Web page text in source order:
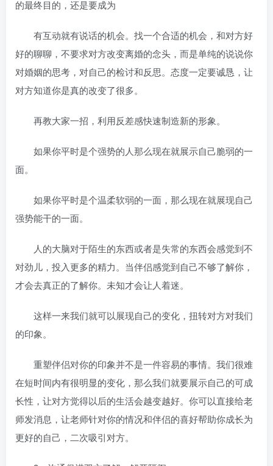
的最终目的，还是要成为
有互动就有说话的机会。找一个合适的机会，和对方好
好的聊聊，不要求对方改变离婚的念头，而是单纯的说说你
对婚姻的思考，对自己的检讨和反思。态度一定要诚恳，让
对方知道你是真的改变了很多。
再教大家一招，利用反差感快速制造新的形象。
如果你平时是个强势的人那么现在就展示自己脆弱的一
面。
如果你平时是个温柔软弱的一面，那么现在就展现自己
强势能干的一面。
人的大脑对于陌生的东西或者是失常的东西会感觉到不
对劲儿，投入更多的精力。当伴侣感觉到自己不够了解你，
才会去真正的了解你。未知才会让人着迷。
这样一来我们就可以展现自己的变化，扭转对方对我们
的印象。
重塑伴侣对你的印象并不是一件容易的事情。我们很难
在短时间内有很明显的变化，那么我们就要展示自己的可成
长性，让对方觉得以后的生活会越变越好。你可以直接给老
师发消息，让老师针对你的情况和伴侣的喜好帮助你成长为
更好的自己，二次吸引对方。